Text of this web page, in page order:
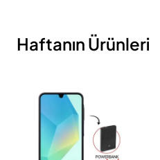
Haftanın Ürünleri